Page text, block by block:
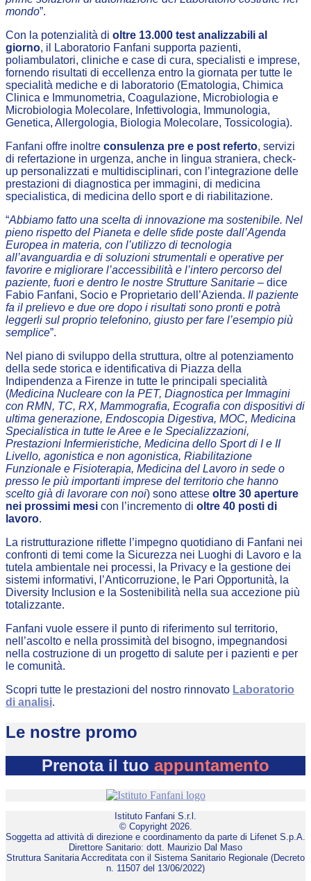
mondo”.
Con la potenzialità di oltre 13.000 test analizzabili al
giorno, il Laboratorio Fanfani supporta pazienti,
poliambulatori, cliniche e case di cura, specialisti e imprese,
fornendo risultati di eccellenza entro la giornata per tutte le
specialità mediche e di laboratorio (Ematologia, Chimica
Clinica e Immunometria, Coagulazione, Microbiologia e
Microbiologia Molecolare, Infettivologia, Immunologia,
Genetica, Allergologia, Biologia Molecolare, Tossicologia).
Fanfani offre inoltre consulenza pre e post referto, servizi
di refertazione in urgenza, anche in lingua straniera, check-
up personalizzati e multidisciplinari, con l’integrazione delle
prestazioni di diagnostica per immagini, di medicina
specialistica, di medicina dello sport e di riabilitazione.
“Abbiamo fatto una scelta di innovazione ma sostenibile. Nel
pieno rispetto del Pianeta e delle sfide poste dall’Agenda
Europea in materia, con l’utilizzo di tecnologia
all’avanguardia e di soluzioni strumentali e operative per
favorire e migliorare l’accessibilità e l’intero percorso del
paziente, fuori e dentro le nostre Strutture Sanitarie – dice
Fabio Fanfani, Socio e Proprietario dell’Azienda. Il paziente
fa il prelievo e due ore dopo i risultati sono pronti e potrà
leggerli sul proprio telefonino, giusto per fare l’esempio più
semplice”.
Nel piano di sviluppo della struttura, oltre al potenziamento
della sede storica e identificativa di Piazza della
Indipendenza a Firenze in tutte le principali specialità
(Medicina Nucleare con la PET, Diagnostica per Immagini
con RMN, TC, RX, Mammografia, Ecografia con dispositivi di
ultima generazione, Endoscopia Digestiva, MOC, Medicina
Specialistica in tutte le Aree e le Specializzazioni,
Prestazioni Infermieristiche, Medicina dello Sport di I e II
Livello, agonistica e non agonistica, Riabilitazione
Funzionale e Fisioterapia, Medicina del Lavoro in sede o
presso le più importanti imprese del territorio che hanno
scelto già di lavorare con noi) sono attese oltre 30 aperture
nei prossimi mesi con l’incremento di oltre 40 posti di
lavoro.
La ristrutturazione riflette l’impegno quotidiano di Fanfani nei
confronti di temi come la Sicurezza nei Luoghi di Lavoro e la
tutela ambientale nei processi, la Privacy e la gestione dei
sistemi informativi, l’Anticorruzione, le Pari Opportunità, la
Diversity Inclusion e la Sostenibilità nella sua accezione più
totalizzante.
Fanfani vuole essere il punto di riferimento sul territorio,
nell’ascolto e nella prossimità del bisogno, impegnandosi
nella costruzione di un progetto di salute per i pazienti e per
le comunità.
Scopri tutte le prestazioni del nostro rinnovato Laboratorio
di analisi.
Le nostre promo
Prenota il tuo appuntamento
Istituto Fanfani S.r.l.
© Copyright 2026.
Soggetta ad attività di direzione e coordinamento da parte di Lifenet S.p.A.
Direttore Sanitario: dott. Maurizio Dal Maso
Struttura Sanitaria Accreditata con il Sistema Sanitario Regionale (Decreto
n. 11507 del 13/06/2022)